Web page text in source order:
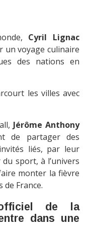
Cyril Lignac
un voyage culinaire
des nations en
les villes avec
Jérôme Anthony
de partager des
liés, par leur
sport, à l’univers
monter la fièvre
France.
de la
dans une